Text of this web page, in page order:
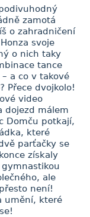
zamotá
o zahradničení
svoje
o nich taky
tance
a co v takové
Přece dvojkolo!
video
dojezd málem
Domču potkají,
které
parťačky se
získaly
ale
není!
umění, které